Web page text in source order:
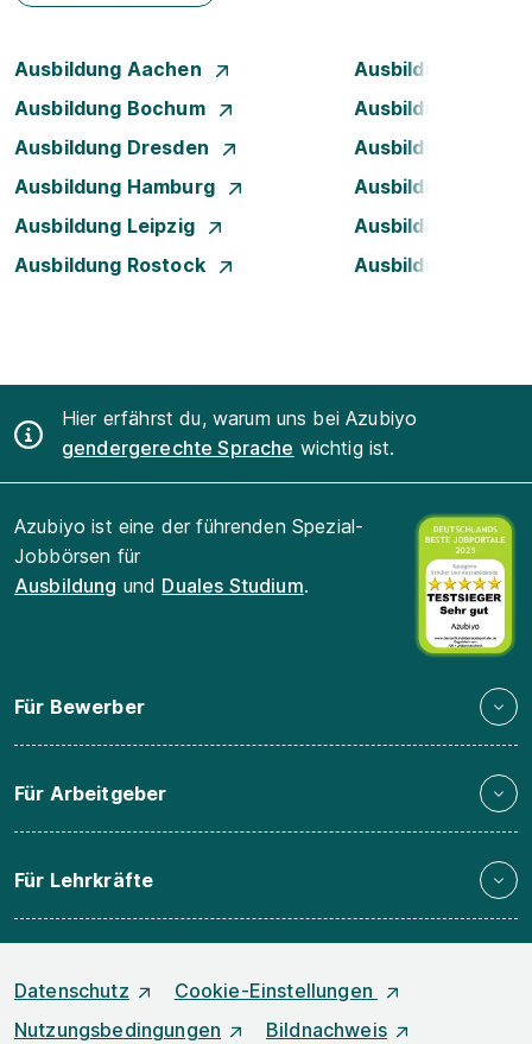
Ausbildung Aachen
Ausbildung
Ausbildung Bochum
Ausbildung Bonn
Ausbildung Dresden
Ausbildung
Ausbildung Hamburg
Ausbildung
Ausbildung Leipzig
Ausbildung
Ausbildung Rostock
Ausbildung
Hier erfährst du, warum uns bei Azubiyo
gendergerechte Sprache wichtig ist.
Azubiyo ist eine der führenden Spezial-
Jobbörsen für
Ausbildung und Duales Studium.
Für Bewerber
Für Arbeitgeber
Für Lehrkräfte
Datenschutz
Cookie-Einstellungen
Nutzungsbedingungen
Bildnachweis